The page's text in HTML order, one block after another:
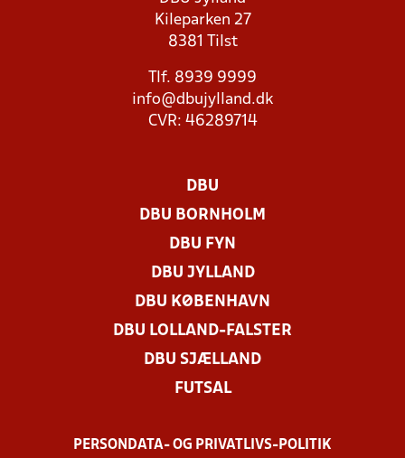
Kileparken 27
8381 Tilst
Tlf. 8939 9999
info@dbujylland.dk
CVR: 46289714
DBU
DBU BORNHOLM
DBU FYN
DBU JYLLAND
DBU KØBENHAVN
DBU LOLLAND-FALSTER
DBU SJÆLLAND
FUTSAL
PERSONDATA- OG PRIVATLIVS-POLITIK